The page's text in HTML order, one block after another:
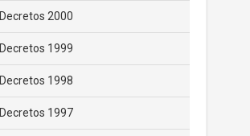
Decretos 2000
Decretos 1999
Decretos 1998
Decretos 1997